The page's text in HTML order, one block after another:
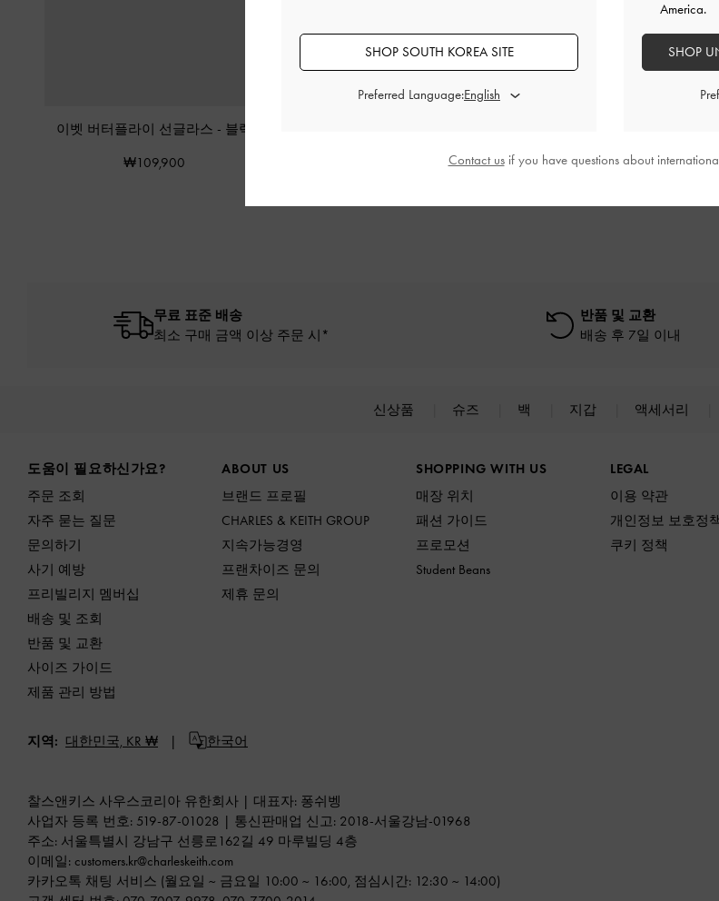
이벳 버터플라이 선글라스 - 블랙
₩109,900 ₩95,900
무료 표준 배송
최소 구매 금액 이상 주문 시*
반품 및 교환
배송 후 7일 이내
신상품 슈즈 백 지갑 액세서리
도움이 필요하신가요?
주문 조회
자주 묻는 질문
문의하기
사기 예방
프리빌리지 멤버십
배송 및 조회
반품 및 교환
사이즈 가이드
제품 관리 방법
ABOUT US
브랜드 프로필
CHARLES & KEITH GROUP
지속가능경영
프랜차이즈 문의
제휴 문의
SHOPPING WITH US
매장 위치
패션 가이드
프로모션
Student Beans
LEGAL
이용 약관
개인정보 보호정
쿠키 정책
지역: 대한민국, KR ₩ 한국어
찰스앤키스 사우스코리아 유한회사 | 대표자: 퐁쉬벵
사업자 등록 번호: 519-87-01028 | 통신판매업 신고: 2018-서울강남-01968
주소: 서울특별시 강남구 선릉로162길 49 마루빌딩 4층
이메일: customers.kr@charleskeith.com
카카오톡 채팅 서비스 (월요일 ~ 금요일 10:00 ~ 16:00, 점심시간: 12:30 ~ 14:00)
SHOP SOUTH KOREA SITE
Preferred Language:
America.
SHOP
Contact usif you have questions about